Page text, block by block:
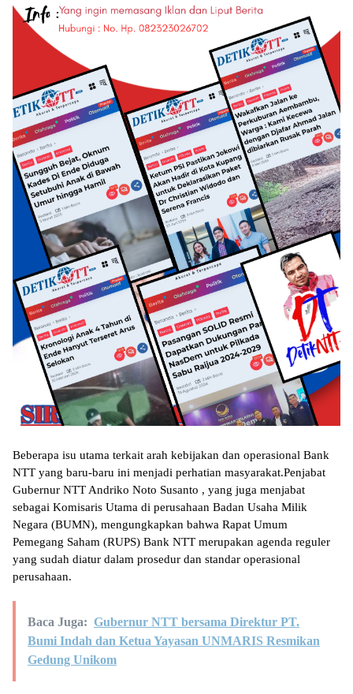
Beberapa isu utama terkait arah kebijakan dan operasional Bank
NTT yang baru-baru ini menjadi perhatian masyarakat.Penjabat
Gubernur NTT Andriko Noto Susanto , yang juga menjabat
sebagai Komisaris Utama di perusahaan Badan Usaha Milik
Negara (BUMN), mengungkapkan bahwa Rapat Umum
Pemegang Saham (RUPS) Bank NTT merupakan agenda reguler
yang sudah diatur dalam prosedur dan standar operasional
perusahaan.
Baca Juga: Gubernur NTT bersama Direktur PT.
Bumi Indah dan Ketua Yayasan UNMARIS Resmikan
Gedung Unikom